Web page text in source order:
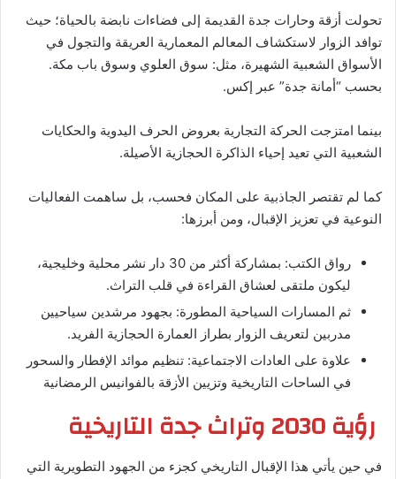
تحولت أزقة وحارات جدة القديمة إلى فضاءات نابضة بالحياة؛ حيث
توافد الزوار لاستكشاف المعالم المعمارية العريقة والتجول في
الأسواق الشعبية الشهيرة، مثل: سوق العلوي وسوق باب مكة.
بحسب “أمانة جدة” عبر إكس.
بينما امتزجت الحركة التجارية بعروض الحرف اليدوية والحكايات
الشعبية التي تعيد إحياء الذاكرة الحجازية الأصيلة.
كما لم تقتصر الجاذبية على المكان فحسب، بل ساهمت الفعاليات
النوعية في تعزيز الإقبال، ومن أبرزها:
رواق الكتب: بمشاركة أكثر من 30 دار نشر محلية وخليجية،
ليكون ملتقى لعشاق القراءة في قلب التراث.
ثم المسارات السياحية المطورة: بجهود مرشدين سياحيين
مدربين لتعريف الزوار بطراز العمارة الحجازية الفريد.
علاوة على العادات الاجتماعية: تنظيم موائد الإفطار والسحور
في الساحات التاريخية وتزيين الأزقة بالفوانيس الرمضانية
رؤية 2030 وتراث جدة التاريخية
في حين يأتي هذا الإقبال التاريخي كجزء من الجهود التطويرية التي